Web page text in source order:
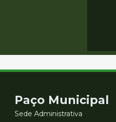
Contato
Paço Municipal
Sede Administrativa